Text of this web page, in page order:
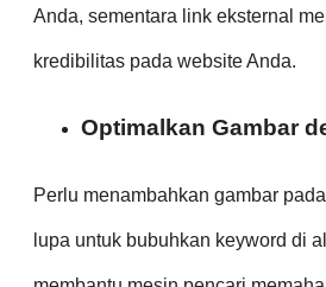
Anda, sementara link eksternal
kredibilitas pada website Anda.
Optimalkan Gambar
Perlu menambahkan gambar
lupa untuk bubuhkan keyword di